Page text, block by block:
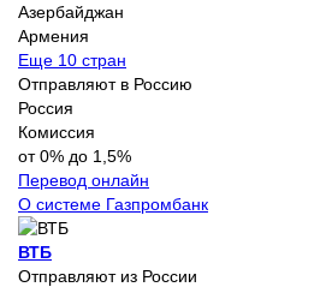
Азербайджан
Армения
Еще 10 стран
Отправляют в Россию
Россия
Комиссия
от 0% до 1,5%
Перевод онлайн
О системе Газпромбанк
ВТБ
Отправляют из России